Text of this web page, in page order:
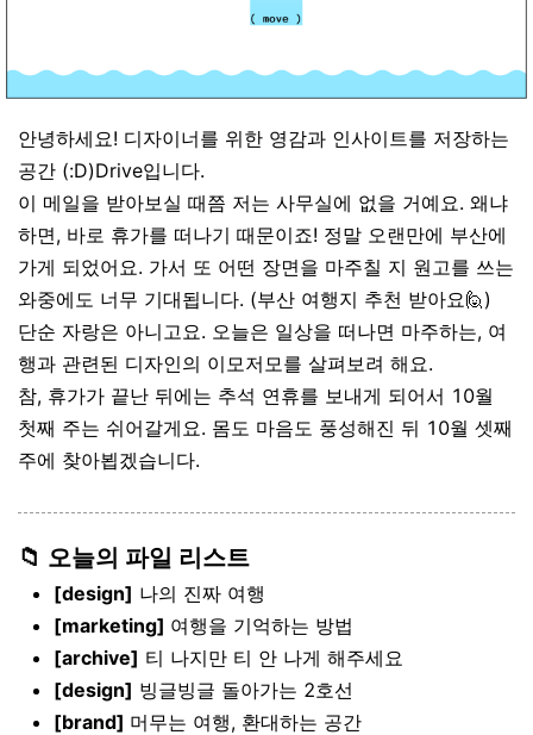
안녕하세요! 디자이너를 위한 영감과 인사이트를 저장하는
공간 (:D)Drive입니다.
이 메일을 받아보실 때쯤 저는 사무실에 없을 거예요. 왜냐
하면, 바로 휴가를 떠나기 때문이죠! 정말 오랜만에 부산에
가게 되었어요. 가서 또 어떤 장면을 마주칠 지 원고를 쓰는
와중에도 너무 기대됩니다. (부산 여행지 추천 받아요🙋)
단순 자랑은 아니고요. 오늘은 일상을 떠나면 마주하는, 여
행과 관련된 디자인의 이모저모를 살펴보려 해요.
참, 휴가가 끝난 뒤에는 추석 연휴를 보내게 되어서 10월
첫째 주는 쉬어갈게요. 몸도 마음도 풍성해진 뒤 10월 셋째
주에 찾아뵙겠습니다.
📁 오늘의 파일 리스트
[design] 나의 진짜 여행
[marketing] 여행을 기억하는 방법
[archive] 티 나지만 티 안 나게 해주세요
[design] 빙글빙글 돌아가는 2호선
[brand] 머무는 여행, 환대하는 공간